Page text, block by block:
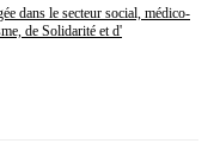
dans le secteur social, médico-
de Solidarité et d'